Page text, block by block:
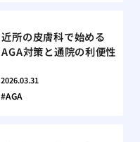
近所の皮膚科で始める
AGA対策と通院の利便性
2026.03.31
AGA